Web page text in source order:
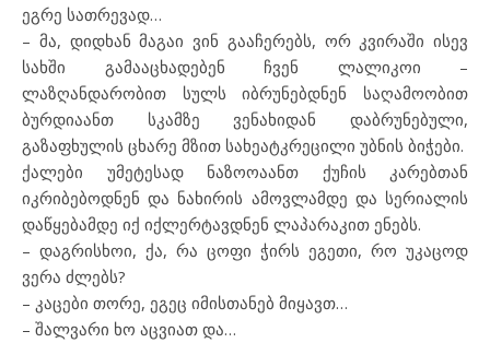
ეგრე სათრევად…
– მა, დიდხან მაგაი ვინ გააჩერებს, ორ კვირაში ისევ
სახში გამააცხადებენ ჩვენ ლალიკოი –
ლაზღანდარობით სულს იბრუნებდნენ საღამოობით
ბურდიაანთ სკამზე ვენახიდან დაბრუნებული,
გაზაფხულის ცხარე მზით სახეატკრეცილი უბნის ბიჭები.
ქალები უმეტესად ნაზოოაანთ ქუჩის კარებთან
იკრიბებოდნენ და ნახირის ამოვლამდე და სერიალის
დაწყებამდე იქ იქლერტავდნენ ლაპარაკით ენებს.
– დაგრისხოი, ქა, რა ცოფი ჭირს ეგეთი, რო უკაცოდ
ვერა ძლებს?
– კაცები თორე, ეგეც იმისთანებ მიყავთ…
– შალვარი ხო აცვიათ და…